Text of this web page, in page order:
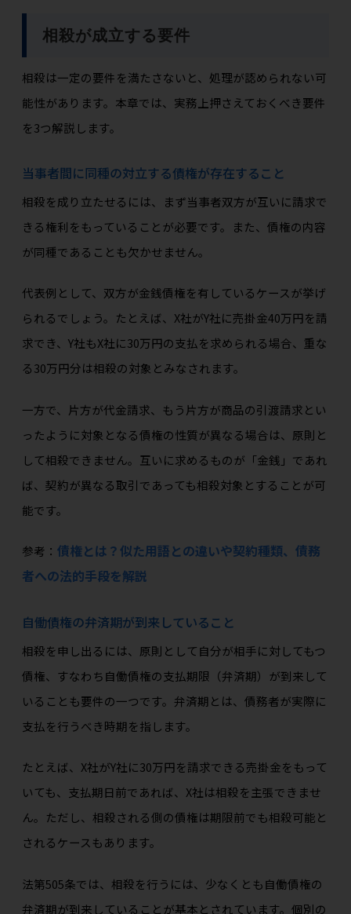
相殺が成立する要件
相殺は一定の要件を満たさないと、処理が認められない可
能性があります。本章では、実務上押さえておくべき要件
を3つ解説します。
当事者間に同種の対立する債権が存在すること
相殺を成り立たせるには、まず当事者双方が互いに請求で
きる権利をもっていることが必要です。また、債権の内容
が同種であることも欠かせません。
代表例として、双方が金銭債権を有しているケースが挙げ
られるでしょう。たとえば、X社がY社に売掛金40万円を請
求でき、Y社もX社に30万円の支払を求められる場合、重な
る30万円分は相殺の対象とみなされます。
一方で、片方が代金請求、もう片方が商品の引渡請求とい
ったように対象となる債権の性質が異なる場合は、原則と
して相殺できません。互いに求めるものが「金銭」であれ
ば、契約が異なる取引であっても相殺対象とすることが可
能です。
参考： 債権とは？似た用語との違いや契約種類、債務
者への法的手段を解説
自働債権の弁済期が到来していること
相殺を申し出るには、原則として自分が相手に対してもつ
債権、すなわち自働債権の支払期限（弁済期）が到来して
いることも要件の一つです。弁済期とは、債務者が実際に
支払を行うべき時期を指します。
たとえば、X社がY社に30万円を請求できる売掛金をもって
いても、支払期日前であれば、X社は相殺を主張できませ
ん。ただし、相殺される側の債権は期限前でも相殺可能と
されるケースもあります。
法第505条では、相殺を行うには、少なくとも自働債権の
弁済期が到来していることが基本とされています。個別の